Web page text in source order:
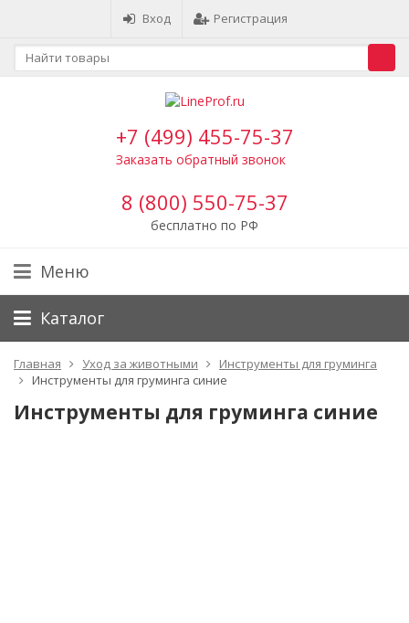
Вход Регистрация
+7 (499) 455-75-37
Заказать обратный звонок
8 (800) 550-75-37
бесплатно по РФ
Меню
Каталог
Главная Уход за животными
Инструменты для груминга
Инструменты для груминга синие
Инструменты для груминга синие